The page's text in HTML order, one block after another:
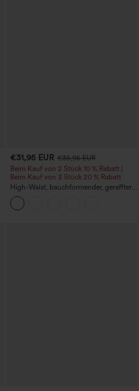
€31,95 EUR €35,95 EUR
Beim Kauf von 2 Stück 10 % Rabatt |
Beim Kauf von 3 Stück 20 % Rabatt
High-Waist, bauchformender, geraffter
Midirock mit geschwungenem Saum, 2-
in-1 Fleece/PU, lässig